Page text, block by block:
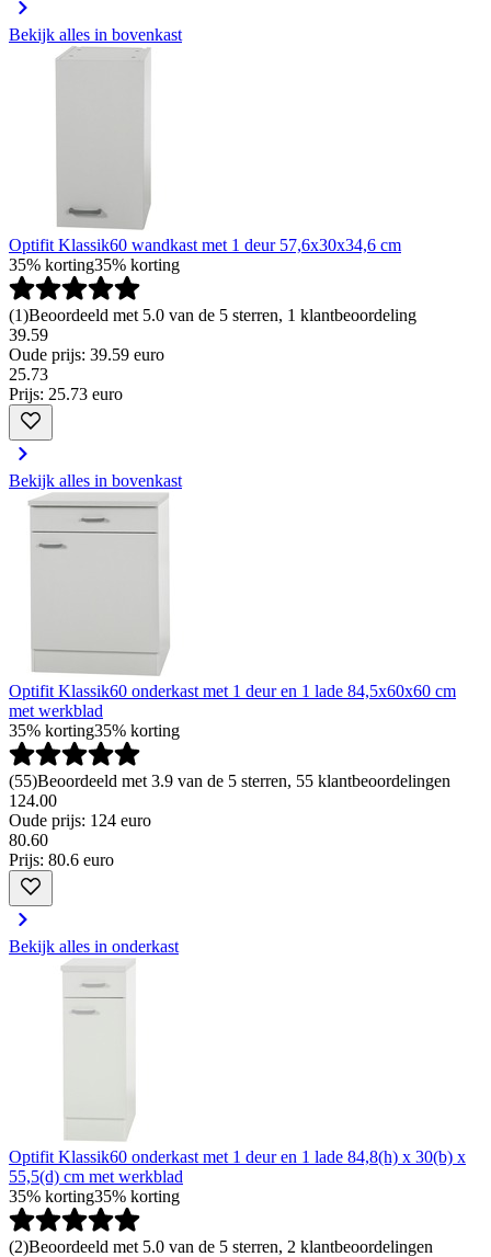
Bekijk alles in bovenkast
Optifit Klassik60 wandkast met 1 deur 57,6x30x34,6 cm
35% korting35% korting
(1)Beoordeeld met 5.0 van de 5 sterren, 1 klantbeoordeling
39.59
Oude prijs: 39.59 euro
25.73
Prijs: 25.73 euro
Bekijk alles in bovenkast
Optifit Klassik60 onderkast met 1 deur en 1 lade 84,5x60x60 cm
met werkblad
35% korting35% korting
(55)Beoordeeld met 3.9 van de 5 sterren, 55 klantbeoordelingen
124.00
Oude prijs: 124 euro
80.60
Prijs: 80.6 euro
Bekijk alles in onderkast
Optifit Klassik60 onderkast met 1 deur en 1 lade 84,8(h) x 30(b) x
55,5(d) cm met werkblad
35% korting35% korting
(2)Beoordeeld met 5.0 van de 5 sterren, 2 klantbeoordelingen